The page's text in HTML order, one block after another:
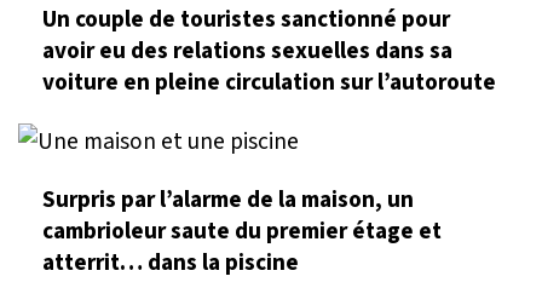
Un couple de touristes sanctionné pour
avoir eu des relations sexuelles dans sa
voiture en pleine circulation sur l’autoroute
Surpris par l’alarme de la maison, un
cambrioleur saute du premier étage et
atterrit… dans la piscine